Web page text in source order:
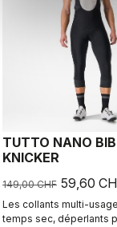
TUTTO NANO BIB
KNICKER
149,00 CHF 59,60
Les collants multi-
temps sec, déperlants